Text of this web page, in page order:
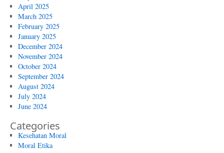
April 2025
March 2025
February 2025
January 2025
December 2024
November 2024
October 2024
September 2024
August 2024
July 2024
June 2024
Categories
Kesehatan Moral
Moral Etika